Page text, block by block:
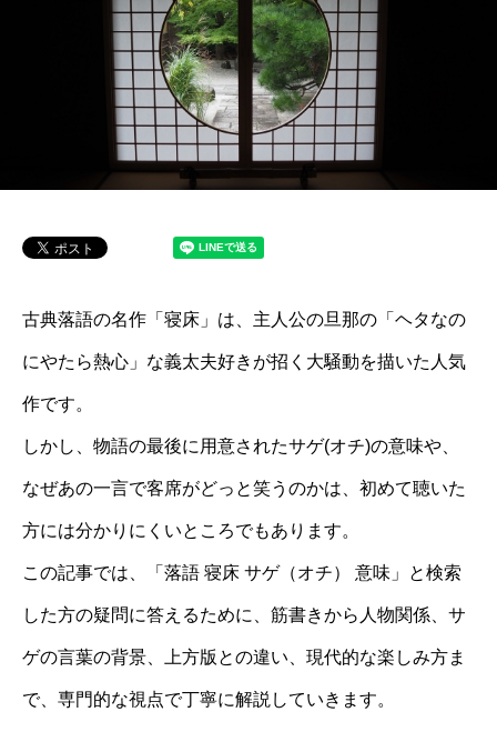
古典落語の名作「寝床」は、主人公の旦那の「ヘタなの
にやたら熱心」な義太夫好きが招く大騒動を描いた人気
作です。
しかし、物語の最後に用意されたサゲ(オチ)の意味や、
なぜあの一言で客席がどっと笑うのかは、初めて聴いた
方には分かりにくいところでもあります。
この記事では、「落語 寝床 サゲ（オチ） 意味」と検索
した方の疑問に答えるために、筋書きから人物関係、サ
ゲの言葉の背景、上方版との違い、現代的な楽しみ方ま
で、専門的な視点で丁寧に解説していきます。